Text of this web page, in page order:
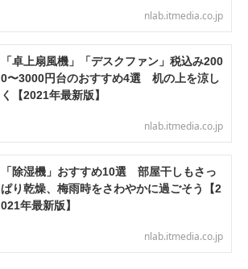
nlab.itmedia.co.jp
「卓上扇風機」「デスクファン」税込み200
0〜3000円台のおすすめ4選 机の上を涼し
く【2021年最新版】
nlab.itmedia.co.jp
「除湿機」おすすめ10選 部屋干しもさっ
ぱり乾燥、梅雨時をさわやかに過ごそう【2
021年最新版】
nlab.itmedia.co.jp